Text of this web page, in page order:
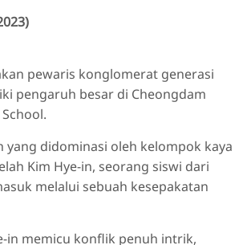
pewaris konglomerat generasi
pengaruh besar di Cheongdam
yang didominasi oleh kelompok kaya
Kim Hye-in, seorang siswi dari
melalui sebuah kesepakatan
in memicu konflik penuh intrik,